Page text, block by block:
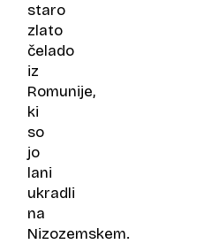
staro
zlato
čelado
iz
Romunije,
ki
so
jo
lani
ukradli
na
Nizozemskem.